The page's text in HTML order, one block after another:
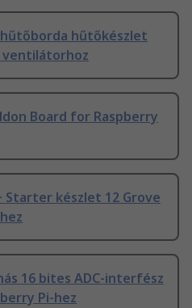
hűtőborda hűtőkészlet
ventilátorhoz
Board for Raspberry
Starter készlet 12 Grove
16 bites ADC-interfész
Pi-hez